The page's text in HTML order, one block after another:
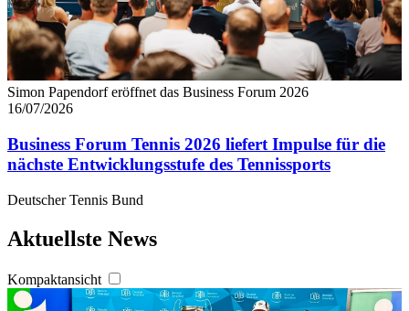
Simon Papendorf eröffnet das Business Forum 2026
16/07/2026
Business Forum Tennis 2026 liefert Impulse für die
nächste Entwicklungsstufe des Tennissports
Deutscher Tennis Bund
Aktuellste News
Kompaktansicht